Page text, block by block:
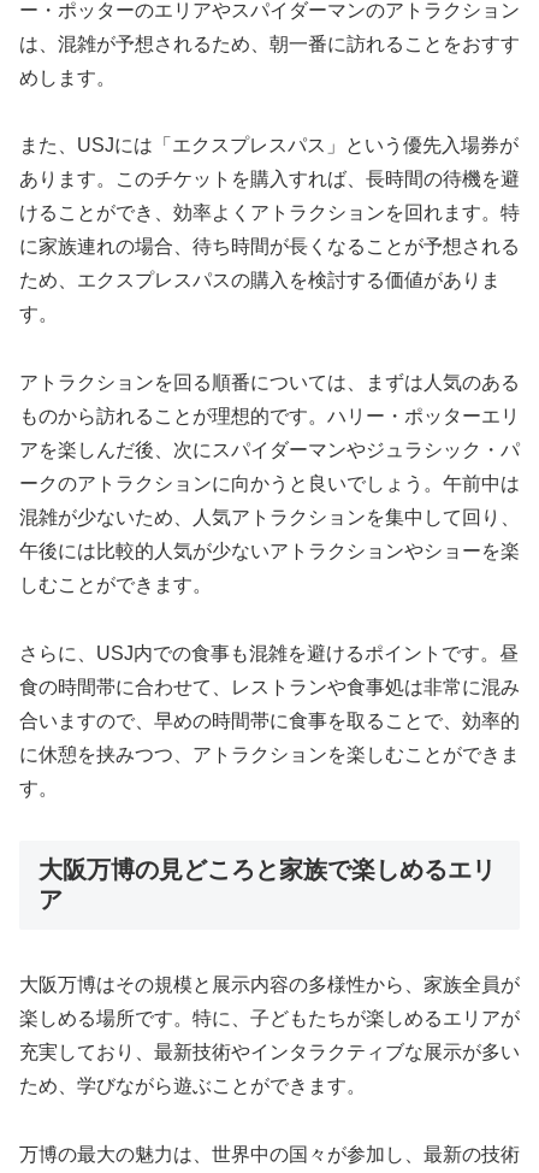
ー・ポッターのエリアやスパイダーマンのアトラクション
は、混雑が予想されるため、朝一番に訪れることをおすす
めします。
また、USJには「エクスプレスパス」という優先入場券が
あります。このチケットを購入すれば、長時間の待機を避
けることができ、効率よくアトラクションを回れます。特
に家族連れの場合、待ち時間が長くなることが予想される
ため、エクスプレスパスの購入を検討する価値がありま
す。
アトラクションを回る順番については、まずは人気のある
ものから訪れることが理想的です。ハリー・ポッターエリ
アを楽しんだ後、次にスパイダーマンやジュラシック・パ
ークのアトラクションに向かうと良いでしょう。午前中は
混雑が少ないため、人気アトラクションを集中して回り、
午後には比較的人気が少ないアトラクションやショーを楽
しむことができます。
さらに、USJ内での食事も混雑を避けるポイントです。昼
食の時間帯に合わせて、レストランや食事処は非常に混み
合いますので、早めの時間帯に食事を取ることで、効率的
に休憩を挟みつつ、アトラクションを楽しむことができま
す。
大阪万博の見どころと家族で楽しめるエリ
ア
大阪万博はその規模と展示内容の多様性から、家族全員が
楽しめる場所です。特に、子どもたちが楽しめるエリアが
充実しており、最新技術やインタラクティブな展示が多い
ため、学びながら遊ぶことができます。
万博の最大の魅力は、世界中の国々が参加し、最新の技術